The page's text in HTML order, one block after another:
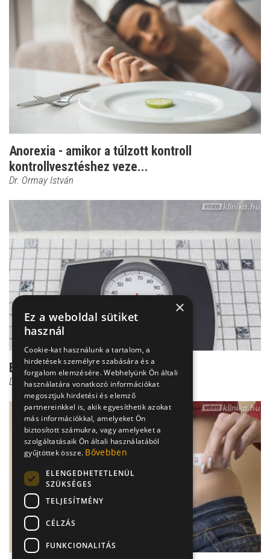
Anorexia - amikor a túlzott kontroll
kontrollvesztéshez veze...
Dr. Ormay István
Emiatt fájhat a fogyókúrázók feje
Dr. Bodnár Eszter
×
Ez a weboldal sütiket
használ
Cookie-kat használunk a tartalom, a
hirdetések személyre szabására és a
forgalom elemzésére. Webhelyünk Ön általi
használatára vonatkozó információkat
megosztjuk hirdetési és elemző
partnereinkkel is, akik egyesíthetik azokat
más információkkal, amelyeket Ön
biztosított számukra, vagy amelyeket a
szolgáltatásaik Ön általi használatából
gyűjtöttek össze. Bővebben
ELENGEDHETETLENÜL
SZÜKSÉGES
TELJESÍTMÉNY
CÉLZÁS
FUNKCIONALITÁS